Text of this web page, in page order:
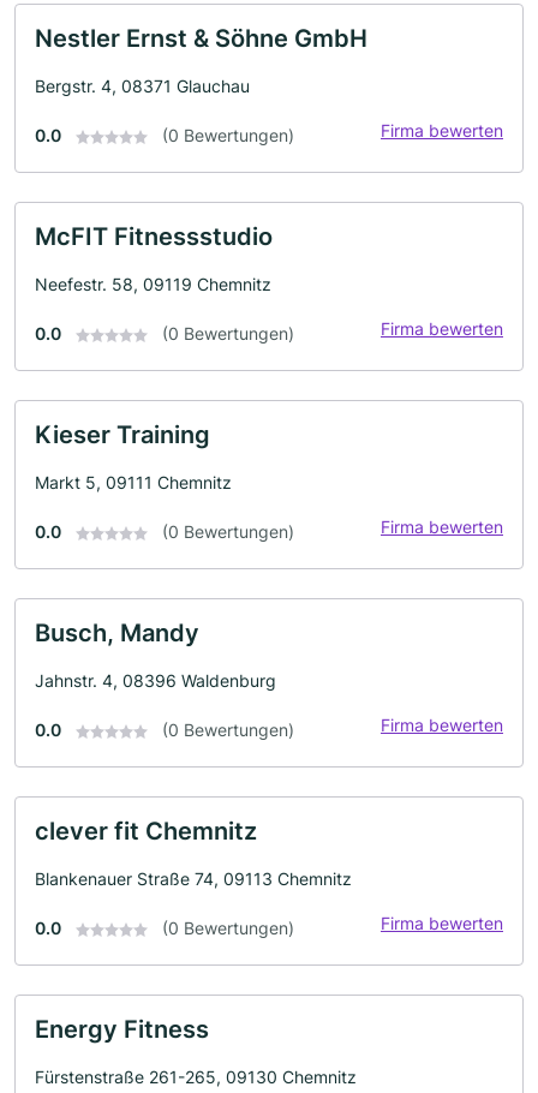
Nestler Ernst & Söhne GmbH
Bergstr. 4, 08371 Glauchau
0.0 (0 Bewertungen) Firma bewerten
McFIT Fitnessstudio
Neefestr. 58, 09119 Chemnitz
0.0 (0 Bewertungen) Firma bewerten
Kieser Training
Markt 5, 09111 Chemnitz
0.0 (0 Bewertungen) Firma bewerten
Busch, Mandy
Jahnstr. 4, 08396 Waldenburg
0.0 (0 Bewertungen) Firma bewerten
clever fit Chemnitz
Blankenauer Straße 74, 09113 Chemnitz
0.0 (0 Bewertungen) Firma bewerten
Energy Fitness
Fürstenstraße 261-265, 09130 Chemnitz